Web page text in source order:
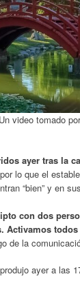
video tomado
ayer tras la
lo que el
“bien” y en
con dos
Activamos
de la
ayer a las